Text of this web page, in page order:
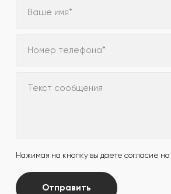
Ваше имя*
Номер телефона*
Текст сообщения
Нажимая на кнопку вы даете согласие на
Отправить